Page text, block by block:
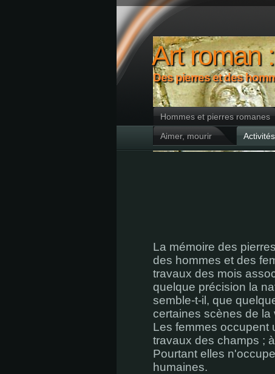
Art roman
Des pierres et des
Hommes et pierres romanes
Aimer, mourir
Activités
La mémoire des
des hommes et des
travaux des mois
quelque précision la
semble-t-il, que
certaines scènes de la
Les femmes occupent
travaux des champs ;
Pourtant elles
humaines.